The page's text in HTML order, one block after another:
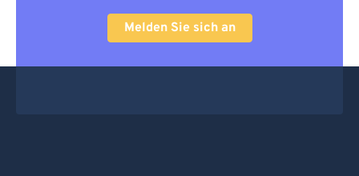
Melden Sie sich an